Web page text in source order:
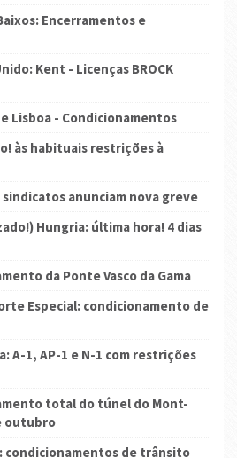
Encerramentos e
Kent - Licenças BROCK
Lisboa - Condicionamentos
às habituais restrições à
sindicatos anunciam nova greve
Hungria: última hora! 4 dias
da Ponte Vasco da Gama
Especial: condicionamento de
A-1, AP-1 e N-1 com restrições
total do túnel do Mont-
outubro
condicionamentos de trânsito